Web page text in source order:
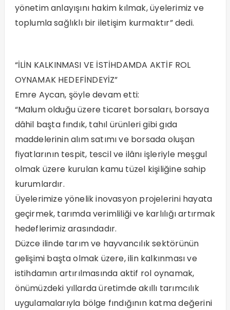
yönetim anlayışını hakim kılmak, üyelerimiz ve
toplumla sağlıklı bir iletişim kurmaktır” dedi.
“İLİN KALKINMASI VE İSTİHDAMDA AKTİF ROL
OYNAMAK HEDEFİNDEYİZ”
Emre Aycan, şöyle devam etti:
“Malum olduğu üzere ticaret borsaları, borsaya
dâhil başta fındık, tahıl ürünleri gibi gıda
maddelerinin alım satımı ve borsada oluşan
fiyatlarının tespit, tescil ve ilânı işleriyle meşgul
olmak üzere kurulan kamu tüzel kişiliğine sahip
kurumlardır.
Üyelerimize yönelik inovasyon projelerini hayata
geçirmek, tarımda verimliliği ve karlılığı artırmak
hedeflerimiz arasındadır.
Düzce ilinde tarım ve hayvancılık sektörünün
gelişimi başta olmak üzere, ilin kalkınması ve
istihdamın artırılmasında aktif rol oynamak,
önümüzdeki yıllarda üretimde akıllı tarımcılık
uygulamalarıyla bölge fındığının katma değerini